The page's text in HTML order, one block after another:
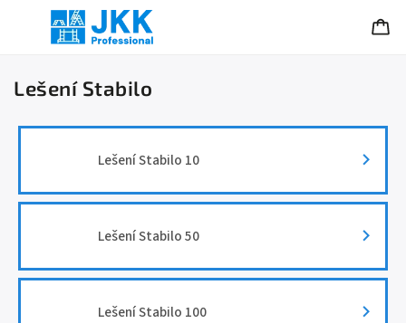
Lešení Stabilo
Lešení Stabilo 10
Lešení Stabilo 50
Lešení Stabilo 100